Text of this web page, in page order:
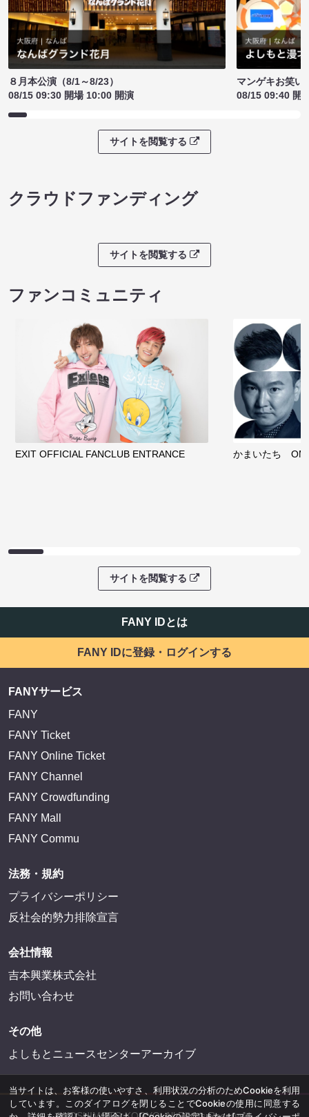
８月本公演（8/1～8/23）
08/15 09:30 開場 10:00 開演
マンゲキお笑い
08/15 09:40 開
サイトを閲覧する
クラウドファンディング
サイトを閲覧する
ファンコミュニティ
EXIT OFFICIAL FANCLUB ENTRANCE かまいたち
サイトを閲覧する
FANY IDとは
FANY IDに登録・ログインする
FANYサービス
FANY
FANY Ticket
FANY Online Ticket
FANY Channel
FANY Crowdfunding
FANY Mall
FANY Commu
法務・規約
プライバシーポリシー
反社会的勢力排除宣言
会社情報
吉本興業株式会社
お問い合わせ
その他
よしもとニュースセンターアーカイブ
当サイトは、お客様の使いやすさ、利用状況の分析のためCookieを利用
しています。このダイアログを閉じることでCookieの使用に同意する